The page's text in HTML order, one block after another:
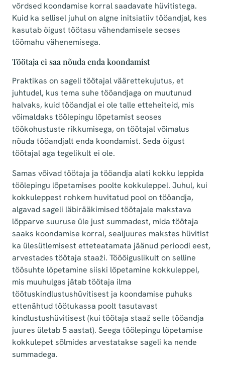
võrdsed koondamise korral saadavate hüvitistega.
Kuid ka sellisel juhul on algne initsiatiiv tööandjal, kes
kasutab õigust töötasu vähendamisele seoses
töömahu vähenemisega.
Töötaja ei saa nõuda enda koondamist
Praktikas on sageli töötajal väärettekujutus, et
juhtudel, kus tema suhe tööandjaga on muutunud
halvaks, kuid tööandjal ei ole talle etteheiteid, mis
võimaldaks töölepingu lõpetamist seoses
töökohustuste rikkumisega, on töötajal võimalus
nõuda tööandjalt enda koondamist. Seda õigust
töötajal aga tegelikult ei ole.
Samas võivad töötaja ja tööandja alati kokku leppida
töölepingu lõpetamises poolte kokkuleppel. Juhul, kui
kokkuleppest rohkem huvitatud pool on tööandja,
algavad sageli läbirääkimised töötajale makstava
lõpparve suuruse üle just summadest, mida töötaja
saaks koondamise korral, sealjuures makstes hüvitist
ka ülesütlemisest etteteatamata jäänud perioodi eest,
arvestades töötaja staaži. Tööõiguslikult on selline
töösuhte lõpetamine siiski lõpetamine kokkuleppel,
mis muuhulgas jätab töötaja ilma
töötuskindlustushüvitisest ja koondamise puhuks
ettenähtud töötukassa poolt tasutavast
kindlustushüvitisest (kui töötaja staaž selle tööandja
juures ületab 5 aastat). Seega töölepingu lõpetamise
kokkulepet sõlmides arvestatakse sageli ka nende
summadega.